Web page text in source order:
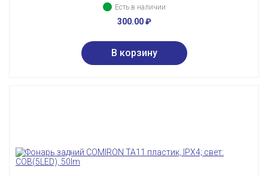
Есть в наличии
300.00₽